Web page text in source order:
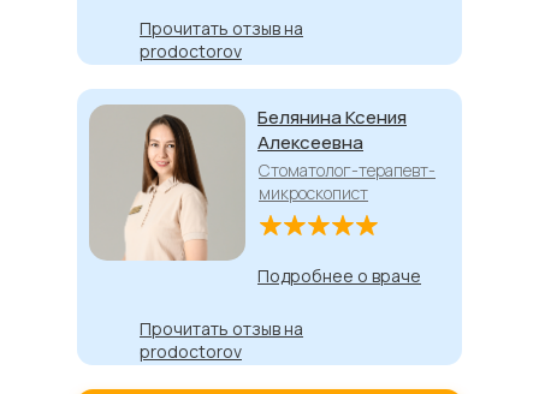
Прочитать отзыв на
prodoctorov
Прочитать отзыв на
prodoctorov
Белянина Ксения
Алексеевна
Стоматолог-терапевт-
микроскопист
Подробнее о враче